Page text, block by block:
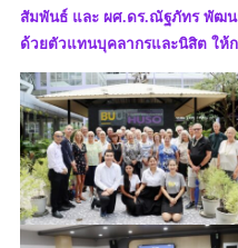
สัมพันธ์ และ ผศ.ดร.ณัฐภัทร พัฒ
ด้วยตัวแทนบุคลากรและนิสิต ให้